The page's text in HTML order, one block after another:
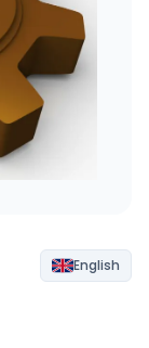
English